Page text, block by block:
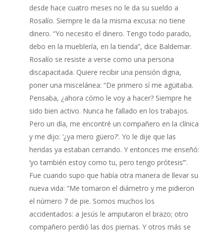
desde hace cuatro meses no le da su sueldo a
Rosalío. Siempre le da la misma excusa: no tiene
dinero. “Yo necesito el dinero. Tengo todo parado,
debo en la mueblería, en la tienda”, dice Baldemar.
Rosalío se resiste a verse como una persona
discapacitada. Quiere recibir una pensión digna,
poner una miscelánea: “De primero sí me agüitaba.
Pensaba, ¿ahora cómo le voy a hacer? Siempre he
sido bien activo. Nunca he fallado en los trabajos.
Pero un día, me encontré un compañero en la clínica
y me dijo: ‘¿ya mero güero?’. Yo le dije que las
heridas ya estaban cerrando. Y entonces me enseñó:
‘yo también estoy como tu, pero tengo prótesis’”.
Fue cuando supo que había otra manera de llevar su
nueva vida: “Me tomaron el diámetro y me pidieron
el número 7 de pie. Somos muchos los
accidentados: a Jesús le amputaron el brazo; otro
compañero perdió las dos piernas. Y otros más se